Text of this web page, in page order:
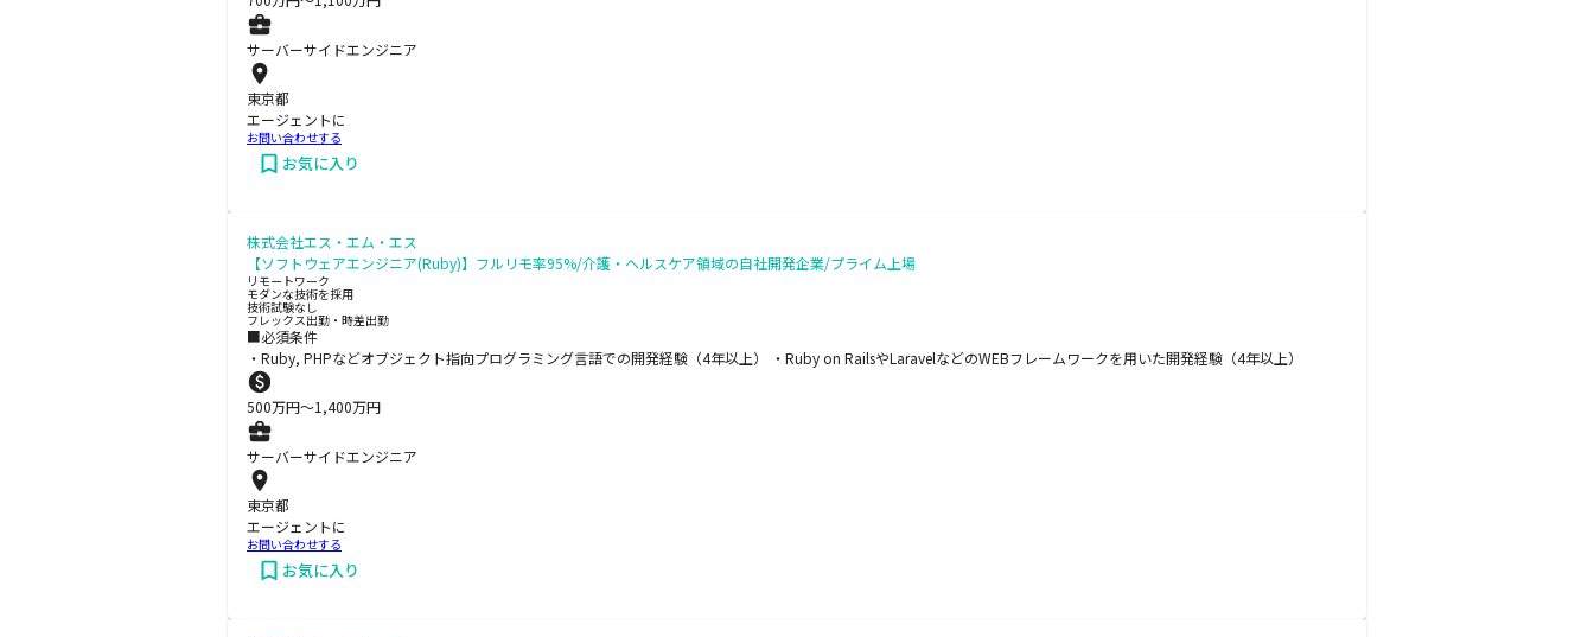
サーバーサイドエンジニア
東京都
エージェントに
お問い合わせする
お気に入り
株式会社エス・エム・エス
【ソフトウェアエンジニア(Ruby)】フルリモ率95%/介護・ヘルスケア領域の自社開発企業/プライム上場
リモートワーク
モダンな技術を採用
技術試験なし
フレックス出勤・時差出勤
■必須条件
・Ruby, PHPなどオブジェクト指向プログラミング言語での開発経験（4年以上） ・Ruby on RailsやLaravelなどのWEBフレームワークを用いた開発経験（4年以上）
500万円〜1,400万円
サーバーサイドエンジニア
東京都
エージェントに
お問い合わせする
お気に入り